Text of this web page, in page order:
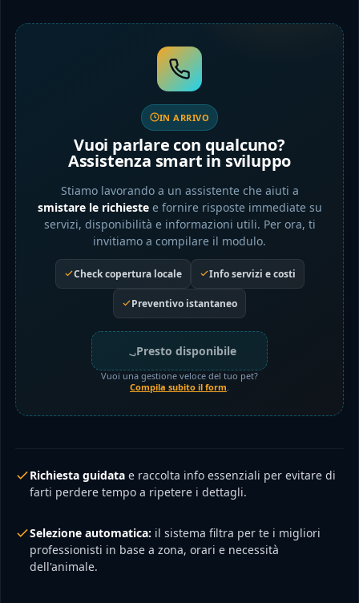
IN ARRIVO
Vuoi parlare con qualcuno?
Assistenza smart in sviluppo
Stiamo lavorando a un assistente che aiuti a
smistare le richiestee fornire risposte immediate su
servizi, disponibilità e informazioni utili. Per ora, ti
invitiamo a compilare il modulo.
Check copertura locale Info servizi e costi
Preventivo istantaneo
Presto disponibile
Vuoi una gestione veloce del tuo pet?
Compila subito il form
Richiesta guidata e raccolta info essenziali per evitare di
farti perdere tempo a ripetere i dettagli.
Selezione automatica: il sistema filtra per te i migliori
professionisti in base a zona, orari e necessità
dell'animale.